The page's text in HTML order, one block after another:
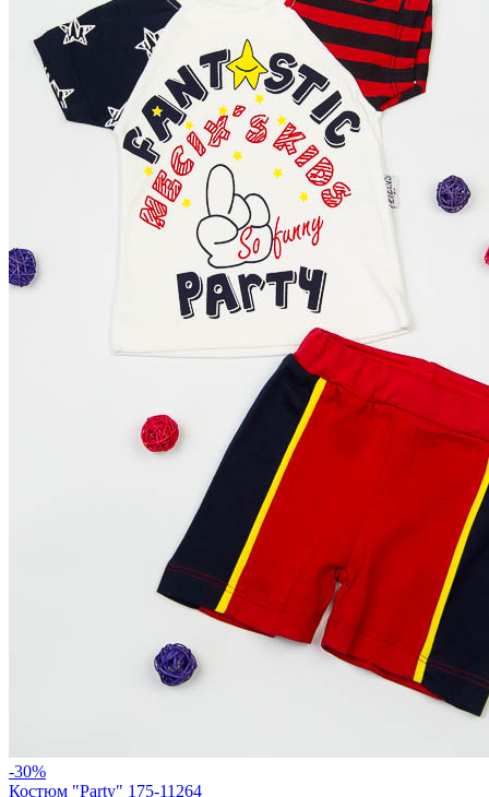
-30%
Костюм "Party" 175-11264